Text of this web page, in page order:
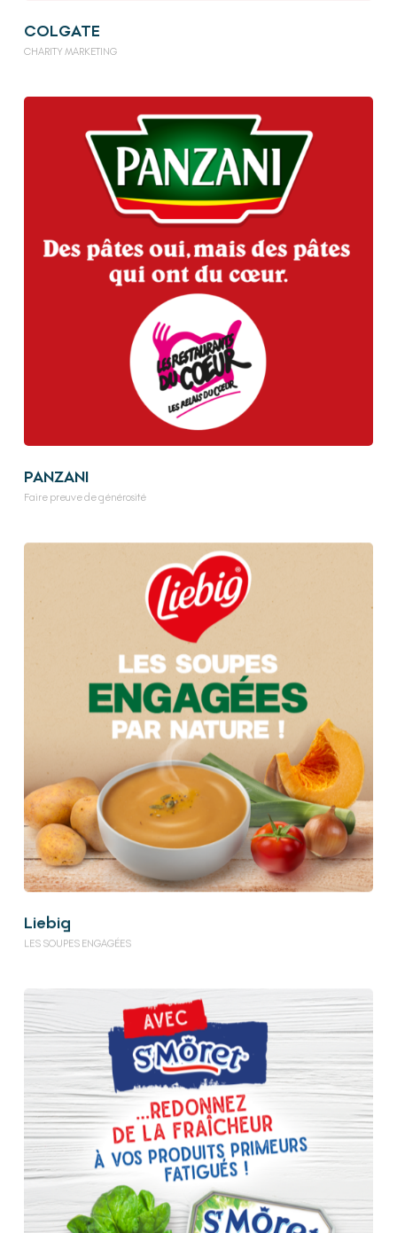
COLGATE
CHARITY MARKETING
PANZANI
Faire preuve de générosité
Liebig
LES SOUPES ENGAGÉES